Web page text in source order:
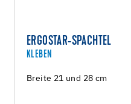
ERGOSTAR-SPACHTEL
KLEBEN
Breite 21 und 28 cm